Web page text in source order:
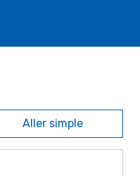
Aller simple